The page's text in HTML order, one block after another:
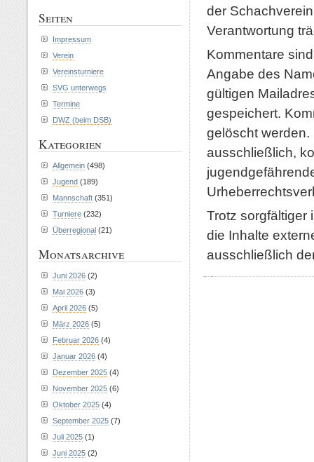
der
Verantwortung
Kommentare
Angabe des
gültigen
gespeichert.
gelöscht
ausschließlich,
Trotz sorgfältiger
die Inhalte
ausschließlich
Seiten
Impressum
Verein
Vereinsturniere
SVG unterwegs
Termine
DWZ (beim DSB)
Kategorien
Allgemein (498)
Jugend (189)
Mannschaft (351)
Turniere (232)
Überregional (21)
Monatsarchive
Juni 2026 (2)
Mai 2026 (3)
April 2026 (5)
März 2026 (5)
Februar 2026 (4)
Januar 2026 (4)
Dezember 2025 (4)
November 2025 (6)
Oktober 2025 (4)
September 2025 (7)
Juli 2025 (1)
Juni 2025 (2)